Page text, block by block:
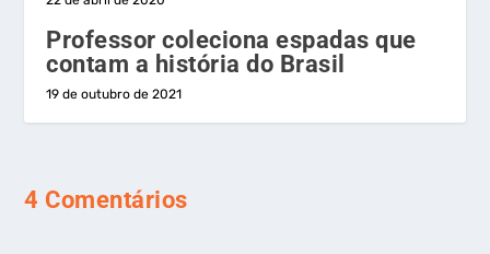
Professor coleciona espadas que
contam a história do Brasil
19 de outubro de 2021
4 Comentários